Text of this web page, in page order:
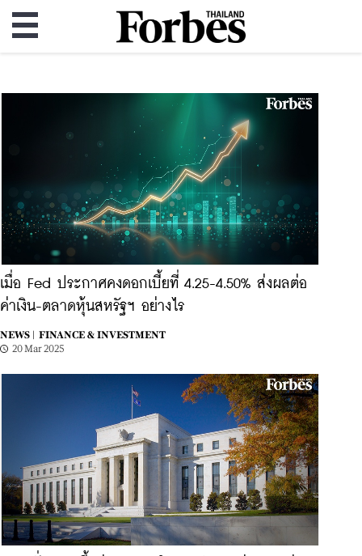
เมื่อ Fed ประกาศคงดอกเบี้ยที่ 4.25-4.50% ส่งผลต่อ
ค่าเงิน-ตลาดหุ้นสหรัฐฯ อย่างไร
NEWS |
FINANCE & INVESTMENT
20 Mar 2025